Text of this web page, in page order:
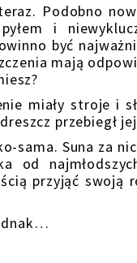
Podobno
i
być
mają
miały stroje i
przebiegł
Suna za nic
od
przyjąć swoją